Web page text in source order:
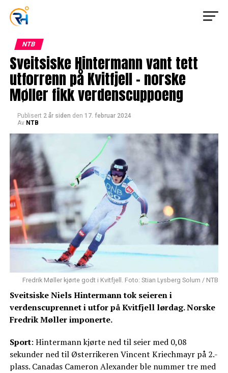
NTB
Sveitsiske Hintermann vant tett
utforrenn på Kvitfjell – norske
Møller fikk verdenscuppoeng
Publisert 2 år siden den 17. februar 2024
Av NTB
Fredrik Møller kjørte godt i Kvitfjell. Foto: Stian Lysberg Solum / NTB
Sveitsiske Niels Hintermann tok seieren i
verdenscuprennet i utfor på Kvitfjell lørdag. Norske
Fredrik Møller imponerte.
Sport: Hintermann kjørte ned til seier med 0,08
sekunder ned til Østerrikeren Vincent Kriechmayr på 2.-
plass. Canadas Cameron Alexander ble nummer tre med